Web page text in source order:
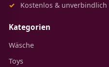
Kostenlos & unverbindlich
Kategorien
Wäsche
Toys